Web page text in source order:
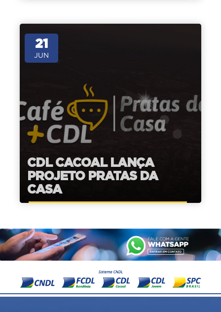
21
JUN
CDL CACOAL LANÇA
PROJETO PRATAS DA
CASA